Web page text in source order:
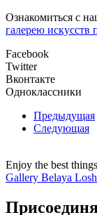
Ознакомиться с
галерею искусств
Facebook
Twitter
Вконтакте
Одноклассники
Предыдущая
Следующая
Enjoy the best
Gallery Belaya